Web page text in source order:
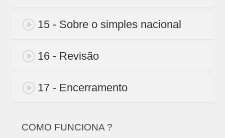
15 - Sobre o simples nacional
16 - Revisão
17 - Encerramento
COMO FUNCIONA ?